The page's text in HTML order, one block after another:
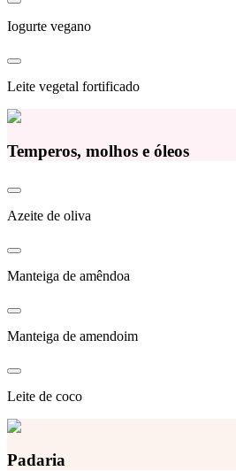
Iogurte vegano
Leite vegetal fortificado
Temperos, molhos e óleos
Azeite de oliva
Manteiga de amêndoa
Manteiga de amendoim
Leite de coco
Padaria